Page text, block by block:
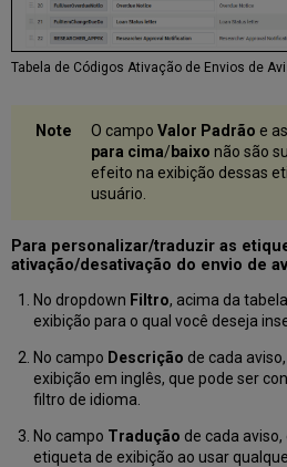
Tabela de Códigos Ativação de Envios de
O campoValor Padrão e
para cima/ baixo não são
efeito na exibição dessas
usuário.
Para personalizar/traduzir as
ativação/desativação do envio de
No dropdown Filtro, acima da
exibição para o qual você deseja
No campo Descrição de cada
exibição em inglês, que pode ser
filtro de idioma.
No campo Tradução de cada
etiqueta de exibição ao usar